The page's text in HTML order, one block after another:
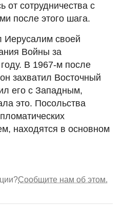
от сотрудничества с
после этого шага.
Иерусалим своей
Войны за
В 1967-м после
захватил Восточный
его с Западным,
это. Посольства
находятся в основном
Сообщите нам об этом.